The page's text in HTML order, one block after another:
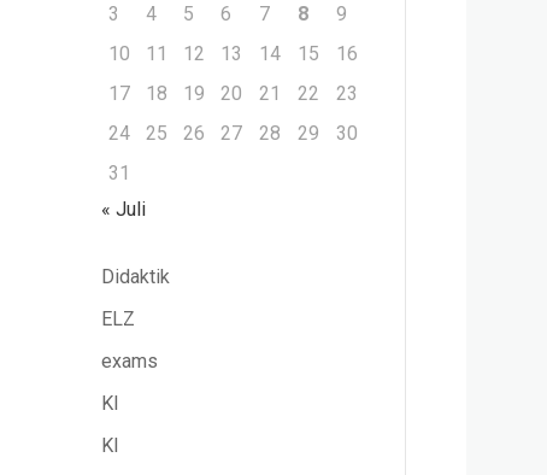
3
4 5 6 7 8
9
10
11 12 13 14 15
16
17
18 19 20 21 22
23
24
25 26 27 28 29
30
31
« Juli
Didaktik
ELZ
exams
KI
KI